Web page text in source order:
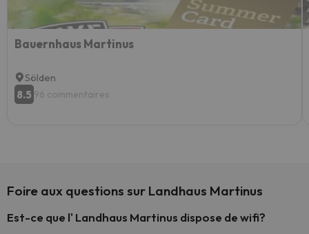
Bauernhaus Martinus
Sölden
8.5 96 commentaires
Foire aux questions sur Landhaus Martinus
Est-ce que l' Landhaus Martinus dispose de wifi?